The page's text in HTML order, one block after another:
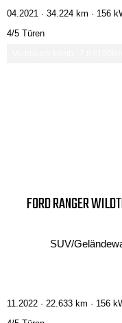
04.2021 · 34.224 km · 156
4/5 Türen
FORD RANGER
SUV/
11.2022 · 22.633 km · 156